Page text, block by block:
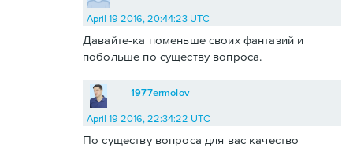
April 19 2016, 20:44:23 UTC
Давайте-ка поменьше своих фантазий и
побольше по существу вопроса.
1977ermolov
April 19 2016, 22:34:22 UTC
По существу вопроса для вас качество